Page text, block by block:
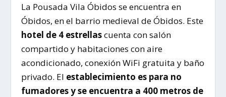
La Pousada Vila Óbidos se encuentra en
Óbidos, en el barrio medieval de Óbidos. Este
hotel de 4 estrellascuenta con salón
compartido y habitaciones con aire
acondicionado, conexión WiFi gratuita y baño
privado. El establecimiento es para no
fumadores y se encuentra a 400 metros de